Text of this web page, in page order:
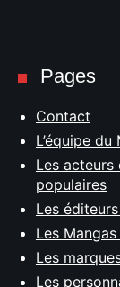
Pages
Contact
L’équipe
Les acteurs
populaires
Les
Les
Les
Les